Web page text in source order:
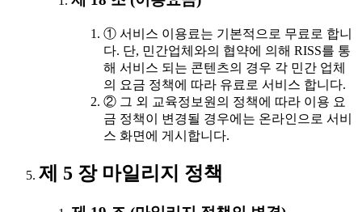
① 서비스 이용료는 기본적으로 무료로 합니
다. 단, 민간업체와의 협약에 의해 RISS를 통
해 서비스 되는 콘텐츠의 경우 각 민간 업체
의 요금 정책에 따라 유료로 서비스 합니다.
② 그 외 교육정보원의 정책에 따라 이용 요
금 정책이 변경될 경우에는 온라인으로 서비
스 화면에 게시합니다.
제 5 장 마일리지 정책